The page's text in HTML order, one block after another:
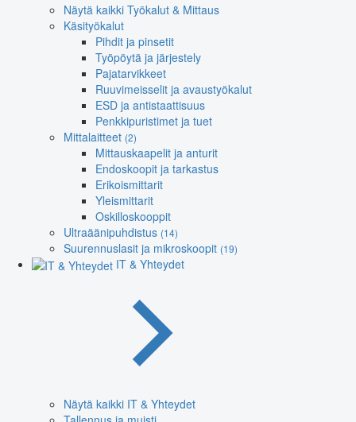
Näytä kaikki Työkalut & Mittaus
Käsityökalut
Pihdit ja pinsetit
Työpöytä ja järjestely
Pajatarvikkeet
Ruuvimeisselit ja avaustyökalut
ESD ja antistaattisuus
Penkkipuristimet ja tuet
Mittalaitteet (2)
Mittauskaapelit ja anturit
Endoskoopit ja tarkastus
Erikoismittarit
Yleismittarit
Oskilloskooppit
Ultraäänipuhdistus (14)
Suurennuslasit ja mikroskoopit (19)
IT & Yhteydet
Näytä kaikki IT & Yhteydet